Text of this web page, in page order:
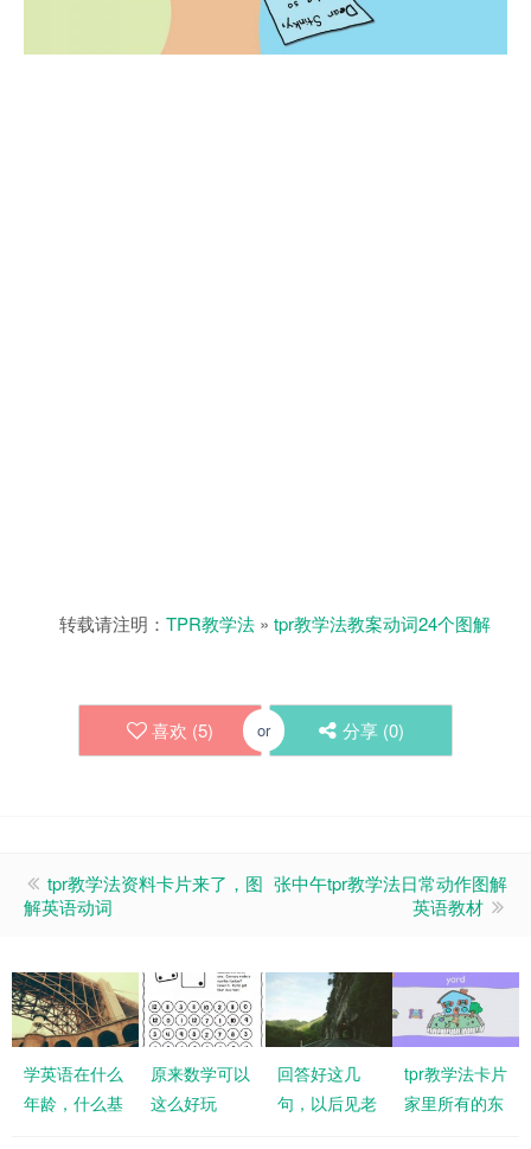
转载请注明： TPR教学法 » tpr教学法教案动词24个图解
喜欢 (5) or 分享 (0)
tpr教学法资料卡片来了，图
解英语动词
张中午tpr教学法日常动作图解
英语教材
学英语在什么
年龄，什么基
原来数学可以
这么好玩
回答好这几
句，以后见老
tpr教学法卡片
家里所有的东